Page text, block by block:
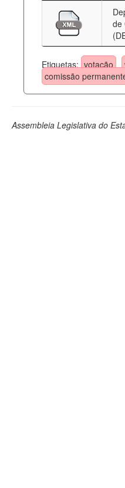
de
Etiquetas: votação
comissão
Assembleia Legislativa do